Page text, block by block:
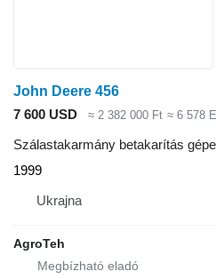
John Deere 456
7 600 USD
≈ 2 382 000 Ft ≈ 6 578
Szálastakarmány betakarítás
1999
Ukrajna
AgroTeh